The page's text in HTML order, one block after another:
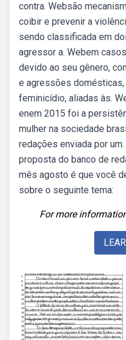
contra. Websão
coibir e prevenir a
sendo classificada em
agressor a. Webem
devido ao seu gênero,
e agressões domésticas,
feminicídio, aliadas às.
enem 2015 foi a
mulher na sociedade
redações enviada por
proposta do banco de
mês agosto é que você
sobre o seguinte tema:
For more